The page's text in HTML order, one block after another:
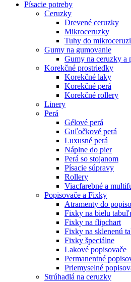
Písacie potreby
Ceruzky
Drevené ceruzky
Mikroceruzky
Tuhy do
Gumy na gumovanie
Gumy na ceruzky a
Korekčné prostriedky
Korekčné laky
Korekčné perá
Korekčné rollery
Linery
Perá
Gélové perá
Guľočkové perá
Luxusné perá
Náplne do pier
Perá so stojanom
Písacie súpravy
Rollery
Viacfarebné a
Popisovače a Fixky
Atramenty do
Fixky na bielu
Fixky na flipchart
Fixky na sklenenú
Fixky špeciálne
Lakové popisovače
Permanentné
Priemyselné
Strúhadlá na ceruzky